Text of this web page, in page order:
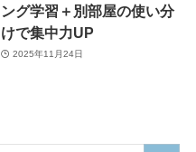
ング学習＋別部屋の使い分
けで集中力UP
2025年11月24日